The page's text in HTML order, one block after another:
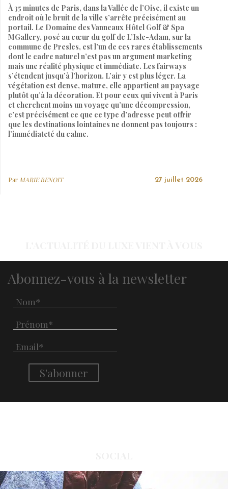
À 35 minutes de Paris, dans la Vallée de l’Oise, il existe un
endroit où le bruit de la ville s’arrête précisément au
portail. Le Domaine des Vanneaux Hôtel Golf & Spa
MGallery, posé au cœur du golf de L’Isle-Adam, sur la
commune de Presles, est l’un de ces rares établissements
dont le cadre naturel n’est pas un argument marketing
mais une réalité physique et immédiate. Les fairways
s’étendent jusqu’à l’horizon. L’air y est plus léger. La
végétation est dense, mature, elle appartient au paysage
plutôt qu’à la décoration. Et pour ceux qui vivent à Paris
et cherchent moins un voyage qu’une décompression,
c’est précisément ce que ce type d’adresse peut offrir
que les destinations lointaines ne donnent pas toujours :
l’immédiateté du calme.
Par MARIE BENOIT 27 juillet 2026
Abonnez-vous à la newsletter